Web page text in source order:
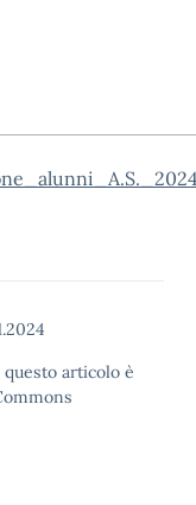
articolo è